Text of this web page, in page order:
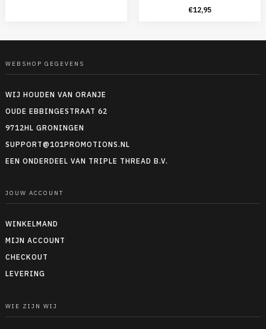
€12,95
WEBSHOP GEGEVENS
WIJ HOUDEN VAN ORANJE
OUDE EBBINGESTRAAT 62
9712HL GRONINGEN
SUPPORT@101PROMOTIONS.NL
EEN ONDERDEEL VAN TRIPLE THREAD B.V.
JOUW ACCOUNT
WINKELMAND
MIJN ACCOUNT
CHECKOUT
LEVERING
WIE ZIJN WIJ